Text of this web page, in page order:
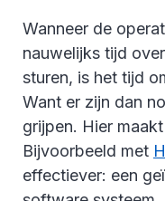
Wanneer de
nauwelijks tijd
sturen, is het tijd
Want er zijn dan
grijpen. Hier
Bijvoorbeeld met
effectiever: een